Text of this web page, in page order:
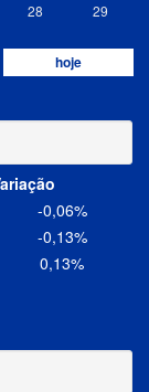
hoje
28
29
-0,06%
-0,13%
0,13%